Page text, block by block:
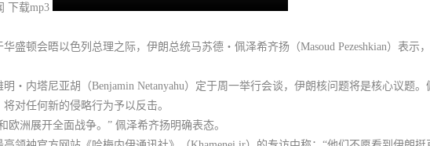
下载mp3
盛顿会晤以色列总理之际，伊朗总统马苏德・佩泽希齐扬（Masoud Pezeshkian）表示，
・内塔尼亚胡（Benjamin Netanyahu）定于周一举行会谈， 伊朗核问题将是核心议题。
对任何新的侵略行为予以反击。
欧洲展开全面战争。” 佩泽希齐扬明确表态。